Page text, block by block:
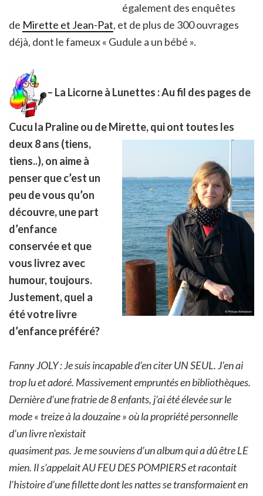
également des enquêtes
de Mirette et Jean-Pat, et de plus de 300 ouvrages
déjà, dont le fameux « Gudule a un bébé ».
– La Licorne à Lunettes : Au fil des pages de
Cucu la Praline ou de Mirette, qui ont toutes les
deux 8 ans (tiens,
tiens..), on aime à
penser que c’est un
peu de vous qu’on
découvre, une part
d’enfance
conservée et que
vous livrez avec
humour, toujours.
Justement, quel a
été votre livre
d’enfance préféré?
Fanny JOLY : Je suis incapable d’en citer UN SEUL. J’en ai
trop lu et adoré. Massivement empruntés en bibliothèques.
Dernière d’une fratrie de 8 enfants, j’ai été élevée sur le
mode « treize à la douzaine » où la propriété personnelle
d’un livre n’existait
quasiment pas. Je me souviens d’un album qui a dû être LE
mien. Il s’appelait AU FEU DES POMPIERS et racontait
l’histoire d’une fillette dont les nattes se transformaient en